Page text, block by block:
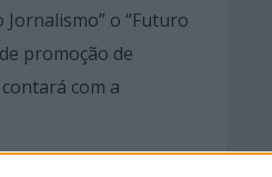
o “Futuro
promoção de
com a